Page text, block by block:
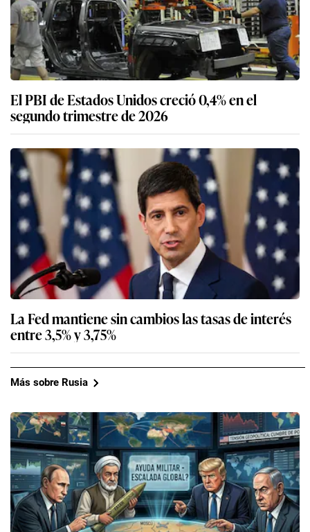
El PBI de Estados Unidos creció 0,4% en el
segundo trimestre de 2026
La Fed mantiene sin cambios las tasas de interés
entre 3,5% y 3,75%
Más sobre Rusia